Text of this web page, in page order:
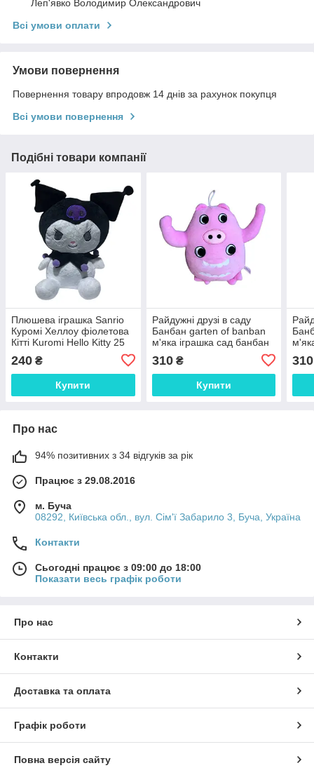
Леп'явко Володимир Олександрович
Всі умови оплати
Умови повернення
Повернення товару впродовж 14 днів за рахунок покупця
Всі умови повернення
Подібні товари компанії
Плюшева іграшка Sanrio
Куромі Хеллоу фіолетова
Кітті Kuromi Hello Kitty 25
240 ₴
Купити
Райдужні друзі в саду
Банбан garten of banban
м'яка іграшка сад банбан
Шеф Пігстер рожевий 20
см
310₴
Купити
24
310
Про нас
94% позитивних з 34 відгуків за рік
Працює з 29.08.2016
м. Буча
08292, Київська обл., вул. Сім'ї Забарило 3, Буча, Україна
Контакти
Сьогодні працює з 09:00 до 18:00
Показати весь графік роботи
Про нас
Контакти
Доставка та оплата
Графік роботи
Повна версія сайту